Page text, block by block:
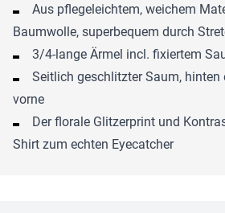
Aus pflegeleichtem, weichem
Baumwolle, superbequem durch
3/4-lange Ärmel incl. fixiertem
Seitlich geschlitzter Saum, hinten
vorne
Der florale Glitzerprint und
Shirt zum echten Eyecatcher